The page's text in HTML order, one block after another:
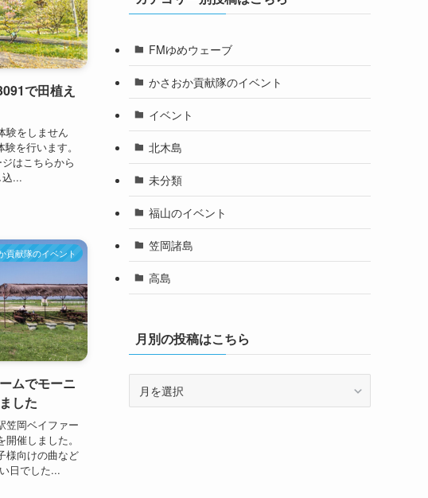
で田植え
験をしません
を行います。
はこちらから
...
貢献隊のイベント
ムでモーニ
した
岡ベイファー
催しました。
様向けの曲など
日でした...
FMゆめウェーブ
かさおか貢献隊のイベント
イベント
北木島
未分類
福山のイベント
笠岡諸島
高島
月別の投稿はこちら